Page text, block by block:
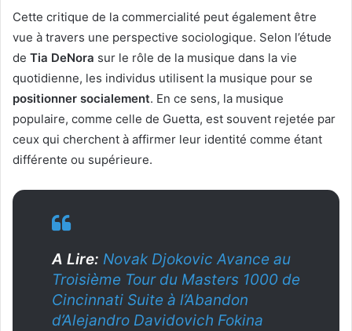
Cette critique de la commercialité peut également être
vue à travers une perspective sociologique. Selon l’étude
de Tia DeNora sur le rôle de la musique dans la vie
quotidienne, les individus utilisent la musique pour se
positionner socialement. En ce sens, la musique
populaire, comme celle de Guetta, est souvent rejetée par
ceux qui cherchent à affirmer leur identité comme étant
différente ou supérieure.
A Lire: Novak Djokovic Avance au
Troisième Tour du Masters 1000 de
Cincinnati Suite à l’Abandon
d’Alejandro Davidovich Fokina